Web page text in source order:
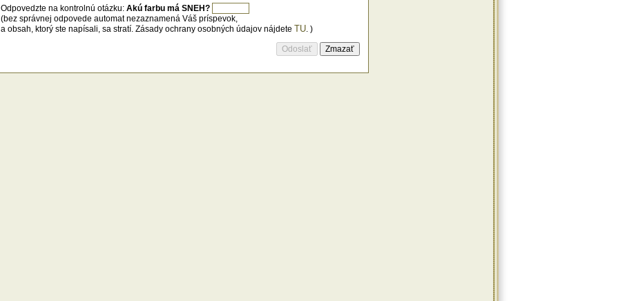
Odpovedzte na kontrolnú otázku: Akú farbu má SNEH?
(bez správnej odpovede automat nezaznamená Váš príspevok,
a obsah, ktorý ste napísali, sa stratí. Zásady ochrany osobných údajov nájdete TU. )